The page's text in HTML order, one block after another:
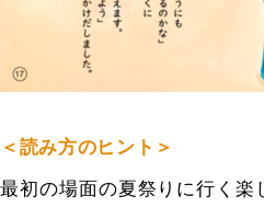
＜読み方のヒント＞
最初の場面の夏祭りに行く楽